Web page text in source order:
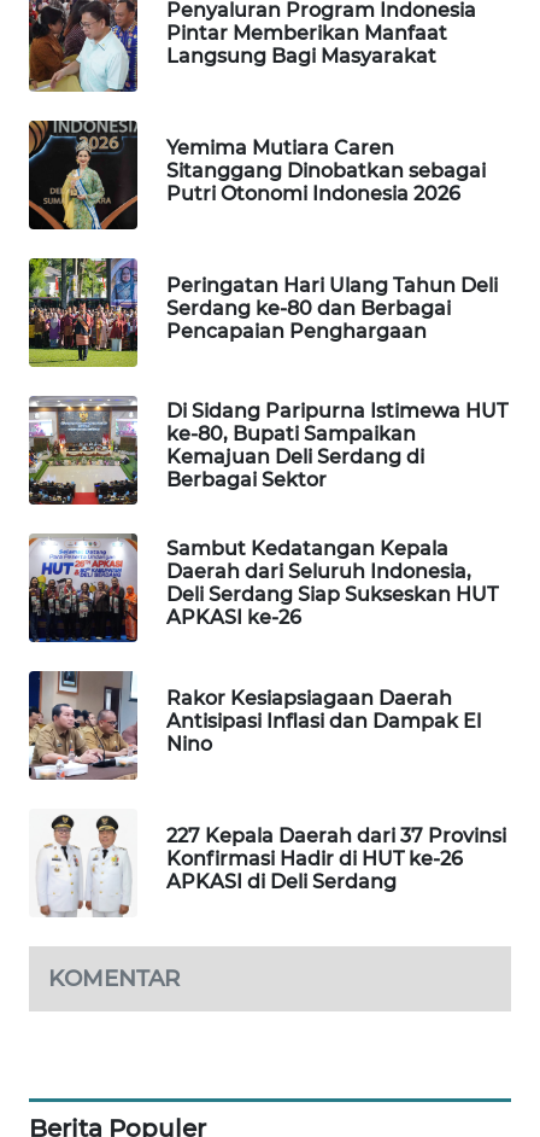
Penyaluran Program Indonesia
Pintar Memberikan Manfaat
Langsung Bagi Masyarakat
Yemima Mutiara Caren
Sitanggang Dinobatkan sebagai
Putri Otonomi Indonesia 2026
Peringatan Hari Ulang Tahun Deli
Serdang ke-80 dan Berbagai
Pencapaian Penghargaan
Di Sidang Paripurna Istimewa HUT
ke-80, Bupati Sampaikan
Kemajuan Deli Serdang di
Berbagai Sektor
Sambut Kedatangan Kepala
Daerah dari Seluruh Indonesia,
Deli Serdang Siap Sukseskan HUT
APKASI ke-26
Rakor Kesiapsiagaan Daerah
Antisipasi Inflasi dan Dampak El
Nino
227 Kepala Daerah dari 37 Provinsi
Konfirmasi Hadir di HUT ke-26
APKASI di Deli Serdang
KOMENTAR
Berita Populer
PORTAL
KONSUMEN
FORWAMKI
ALPERKLINAS
FORJASIDA
TAMBANG
NEWS
SITUNGIR
NEWS
SIDIKALANG
NEWS
SIBARAGAS
NEWS
METRO
SIANTAR
NEWS
MEDAN
NEWS
METRO
NEWS
KARING